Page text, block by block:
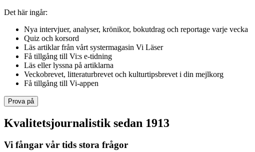
Det här ingår:
Nya intervjuer, analyser, krönikor, bokutdrag och reportage varje vecka
Quiz och korsord
Läs artiklar från vårt systermagasin Vi Läser
Få tillgång till Vi:s e-tidning
Läs eller lyssna på artiklarna
Veckobrevet, litteraturbrevet och kulturtipsbrevet i din mejlkorg
Få tillgång till Vi-appen
Prova på
Kvalitetsjournalistik sedan 1913
Vi fångar vår tids stora frågor